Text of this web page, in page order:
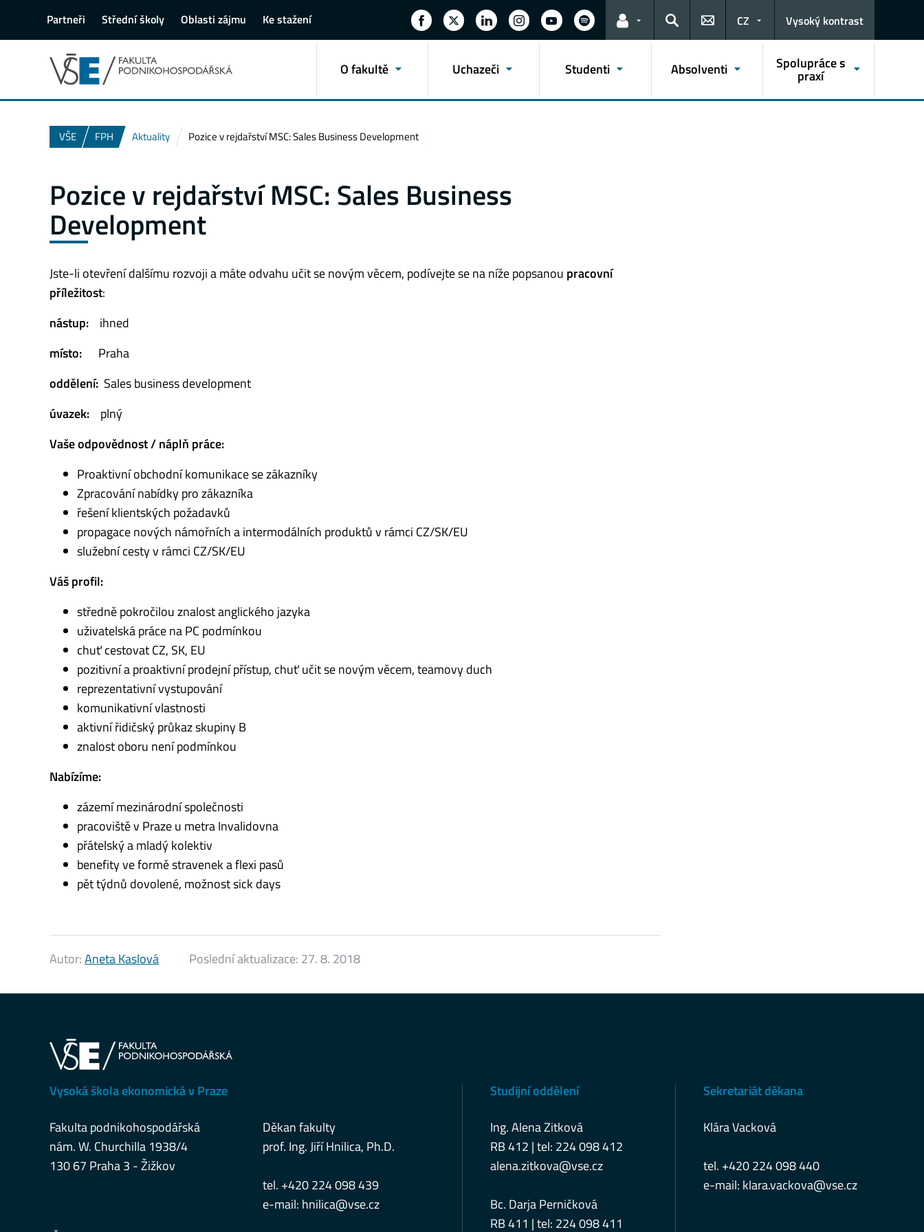
Partneři Střední školy Oblasti zájmu Ke stažení
Odkazy pro uživatele
Hledat
CZ Vysoký kontrast
O fakultě Uchazeči Studenti Absolventi Spolupráce s
praxí
VŠE FPH Aktuality Pozice v rejdařství MSC: Sales Business Development
Pozice v rejdařství MSC: Sales Business
Development
Jste-li otevření dalšímu rozvoji a máte odvahu učit se novým věcem, podívejte se na níže popsanou pracovní
příležitost:
nástup: ihned
místo: Praha
oddělení: Sales business development
úvazek: plný
Vaše odpovědnost / náplň práce:
Proaktivní obchodní komunikace se zákazníky
Zpracování nabídky pro zákazníka
řešení klientských požadavků
propagace nových námořních a intermodálních produktů v rámci CZ/SK/EU
služební cesty v rámci CZ/SK/EU
Váš profil:
středně pokročilou znalost anglického jazyka
uživatelská práce na PC podmínkou
chuť cestovat CZ, SK, EU
pozitivní a proaktivní prodejní přístup, chuť učit se novým věcem, teamovy duch
reprezentativní vystupování
komunikativní vlastnosti
aktivní řidičský průkaz skupiny B
znalost oboru není podmínkou
Nabízíme:
zázemí mezinárodní společnosti
pracoviště v Praze u metra Invalidovna
přátelský a mladý kolektiv
benefity ve formě stravenek a flexi pasů
pět týdnů dovolené, možnost sick days
Autor:Aneta Kaslová Poslední aktualizace: 27. 8. 2018
Vysoká škola ekonomická v Praze
Fakulta podnikohospodářská
nám. W. Churchilla 1938/4
130 67 Praha 3 - Žižkov
Děkan fakulty
prof. Ing. Jiří Hnilica, Ph.D.
tel. +420 224 098 439
e-mail: hnilica@vse.cz
Studijní oddělení
Ing. Alena Zitková
RB 412 | tel: 224 098 412
alena.zitkova@vse.cz
Bc. Darja Perničková
RB 411 | tel: 224 098 411
Sekretariát děkana
Klára Vacková
tel. +420 224 098 440
e-mail: klara.vackova@vse.cz